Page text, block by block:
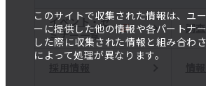
このサイトで収集された情報は、ユ
ーに提供した他の情報や各パートナ
した際に収集された情報と組み合わ
によって処理が異なります。
イベント・セ
ミナー一覧
調